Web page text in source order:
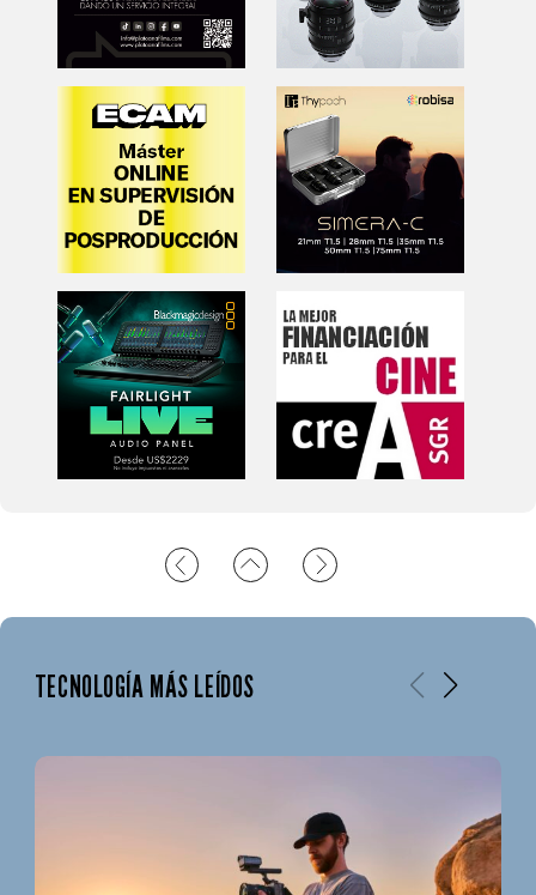
TECNOLOGÍA MÁS LEÍDOS